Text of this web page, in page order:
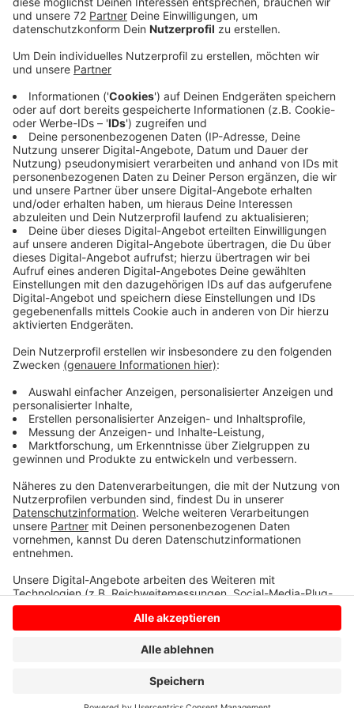
Dabei ist es völlig egal, ob Radio Kiepenkerl-
Servicemann Karsten Abend viele Wolken und
Schmuddelwetter vorhersagt. Denn Dülmen bekommt
ein Planetarium. Es ist aber kein dauerhaftes
Planetarium, sondern ein mobiles und es macht für
fünf Tage in Dülmen Station. Der Landschaftsverband
baut es im Forum Bendix im Annette von Droste
Hülshoff Gymnasium auf. In der mobilen Kuppel gibt es
eine Luftfilteranlage, die alle sechs Minuten
verbrauchte Luft filtert. 14 Menschen dürfen
gleichzeitig Sterne gucken und es gilt genesen,
geimpft oder getestet zu sein. Das Kulturteam der
Stadt und die Volkshochschule haben das Planetarium
nach Dülmen geholt. Eine Anmeldung ist erforderlich.
Erwachsene bezahlen pro Ticket 6 Euro, Kinder 4 Euro.
Reservierte Karten müssen an der
Veranstaltungskasse bezahlt werden. Anmeldungen
sind unter Tel. 02594/12-400 oder online unter
www.vhs-duelmen.demöglich. Die genauen Termine
und Uhrzeiten sind ebenfalls auf der Internetseite der
VHS zu finden.
Anzeige